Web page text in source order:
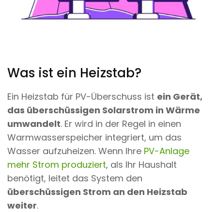
Was ist ein Heizstab?
Ein Heizstab für PV-Überschuss ist ein Gerät,
das überschüssigen Solarstrom in Wärme
umwandelt. Er wird in der Regel in einen
Warmwasserspeicher integriert, um das
Wasser aufzuheizen. Wenn Ihre PV-Anlage
mehr Strom produziert, als Ihr Haushalt
benötigt, leitet das System den
überschüssigen Strom an den Heizstab
weiter.